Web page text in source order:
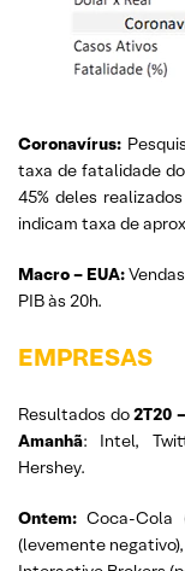
Coronavírus:
taxa de fatalidade
45% deles
indicam taxa de
Macro – EUA:
PIB às 20h.
EMPRESAS
Resultados do2T20
Amanhã: Intel,
Hershey.
Ontem: Coca-Cola
(levemente